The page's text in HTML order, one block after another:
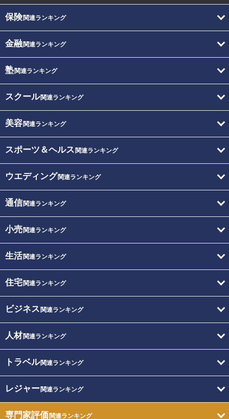
保険関連ランキング
金融関連ランキング
塾関連ランキング
スクール関連ランキング
美容関連ランキング
スポーツ＆ヘルス 関連ランキング
ウエディング関連ランキング
通信関連ランキング
小売関連ランキング
生活関連ランキング
住宅関連ランキング
ビジネス 関連ランキング
人材関連ランキング
トラベル関連ランキング
レジャー関連ランキング
専門家評価関連ランキング